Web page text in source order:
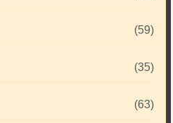
(59)
(35)
(63)